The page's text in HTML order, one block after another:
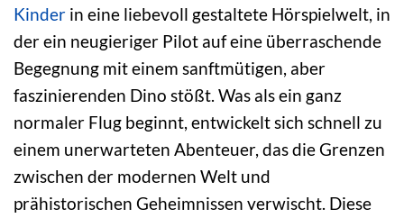
Kinder in eine liebevoll gestaltete Hörspielwelt, in
der ein neugieriger Pilot auf eine überraschende
Begegnung mit einem sanftmütigen, aber
faszinierenden Dino stößt. Was als ein ganz
normaler Flug beginnt, entwickelt sich schnell zu
einem unerwarteten Abenteuer, das die Grenzen
zwischen der modernen Welt und
prähistorischen Geheimnissen verwischt. Diese